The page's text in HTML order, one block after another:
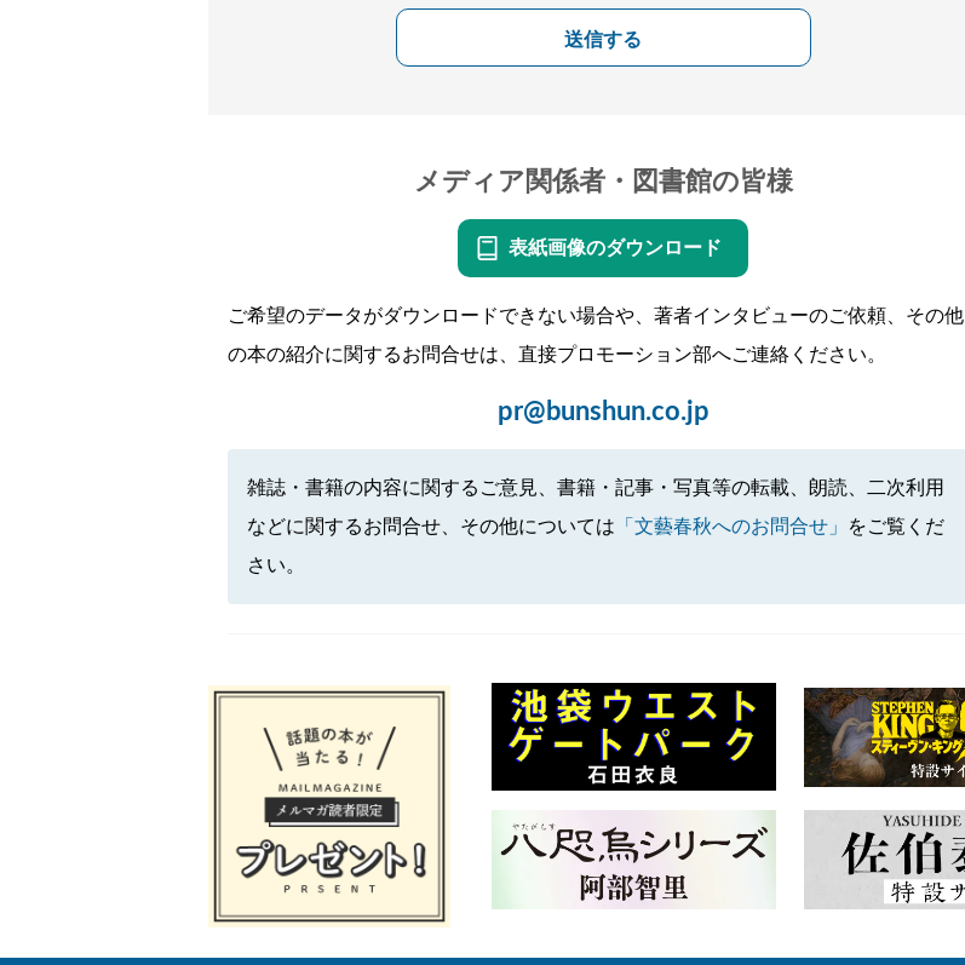
送信する
メディア関係者・図書館の皆様
表紙画像のダウンロード
ご希望のデータがダウンロードできない場合や、著者インタビューのご依頼、その他
の本の紹介に関するお問合せは、直接プロモーション部へご連絡ください。
pr@bunshun.co.jp
雑誌・書籍の内容に関するご意見、書籍・記事・写真等の転載、朗読、二次利用
などに関するお問合せ、その他については 「文藝春秋へのお問合せ」
をご覧くだ
さい。